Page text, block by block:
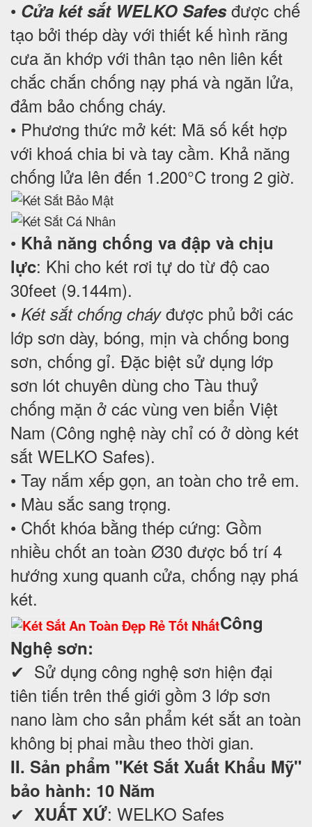
• Cửa két sắt WELKO Safesđược chế
tạo bởi thép dày với thiết kế hình răng
cưa ăn khớp với thân tạo nên liên kết
chắc chắn chống nạy phá và ngăn lửa,
đảm bảo chống cháy.
• Phương thức mở két: Mã số kết hợp
với khoá chia bi và tay cầm. Khả năng
chống lửa lên đến 1.200°C trong 2 giờ.
• Khả năng chống va đập và chịu
lực: Khi cho két rơi tự do từ độ cao
30feet (9.144m).
• Két sắt chống cháyđược phủ bởi các
lớp sơn dày, bóng, mịn và chống bong
sơn, chống gỉ. Đặc biệt sử dụng lớp
sơn lót chuyên dùng cho Tàu thuỷ
chống mặn ở các vùng ven biển Việt
Nam (Công nghệ này chỉ có ở dòng két
sắt WELKO Safes).
• Tay nắm xếp gọn, an toàn cho trẻ em.
• Màu sắc sang trọng.
• Chốt khóa bằng thép cứng: Gồm
nhiều chốt an toàn Ø30 được bố trí 4
hướng xung quanh cửa, chống nạy phá
két.
Công
Nghệ sơn:
✔ Sử dụng công nghệ sơn hiện đại
tiên tiến trên thế giới gồm 3 lớp sơn
nano làm cho sản phẩm két sắt an toàn
không bị phai mầu theo thời gian.
II. Sản phẩm "Két Sắt Xuất Khẩu Mỹ"
bảo hành: 10 Năm
✔ XUẤT XỨ: WELKO Safes